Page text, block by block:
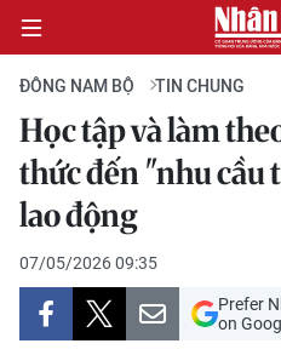
CHÍNH TRỊ
KINH TẾ
VĂN HÓA
XÃ HỘI
ĐÔNG NAM BỘ TIN CHUNG
Học tập và làm
thức đến "nhu cầu
lao động
07/05/2026 09:35
Prefer
on